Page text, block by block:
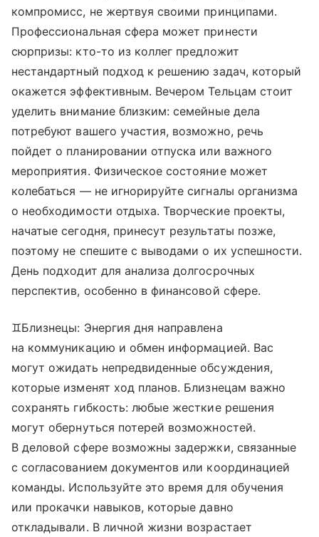
компромисс, не жертвуя своими принципами.
Профессиональная сфера может принести
сюрпризы: кто-то из коллег предложит
нестандартный подход к решению задач, который
окажется эффективным. Вечером Тельцам стоит
уделить внимание близким: семейные дела
потребуют вашего участия, возможно, речь
пойдет о планировании отпуска или важного
мероприятия. Физическое состояние может
колебаться — не игнорируйте сигналы организма
о необходимости отдыха. Творческие проекты,
начатые сегодня, принесут результаты позже,
поэтому не спешите с выводами о их успешности.
День подходит для анализа долгосрочных
перспектив, особенно в финансовой сфере.
♊Близнецы: Энергия дня направлена
на коммуникацию и обмен информацией. Вас
могут ожидать непредвиденные обсуждения,
которые изменят ход планов. Близнецам важно
сохранять гибкость: любые жесткие решения
могут обернуться потерей возможностей.
В деловой сфере возможны задержки, связанные
с согласованием документов или координацией
команды. Используйте это время для обучения
или прокачки навыков, которые давно
откладывали. В личной жизни возрастает